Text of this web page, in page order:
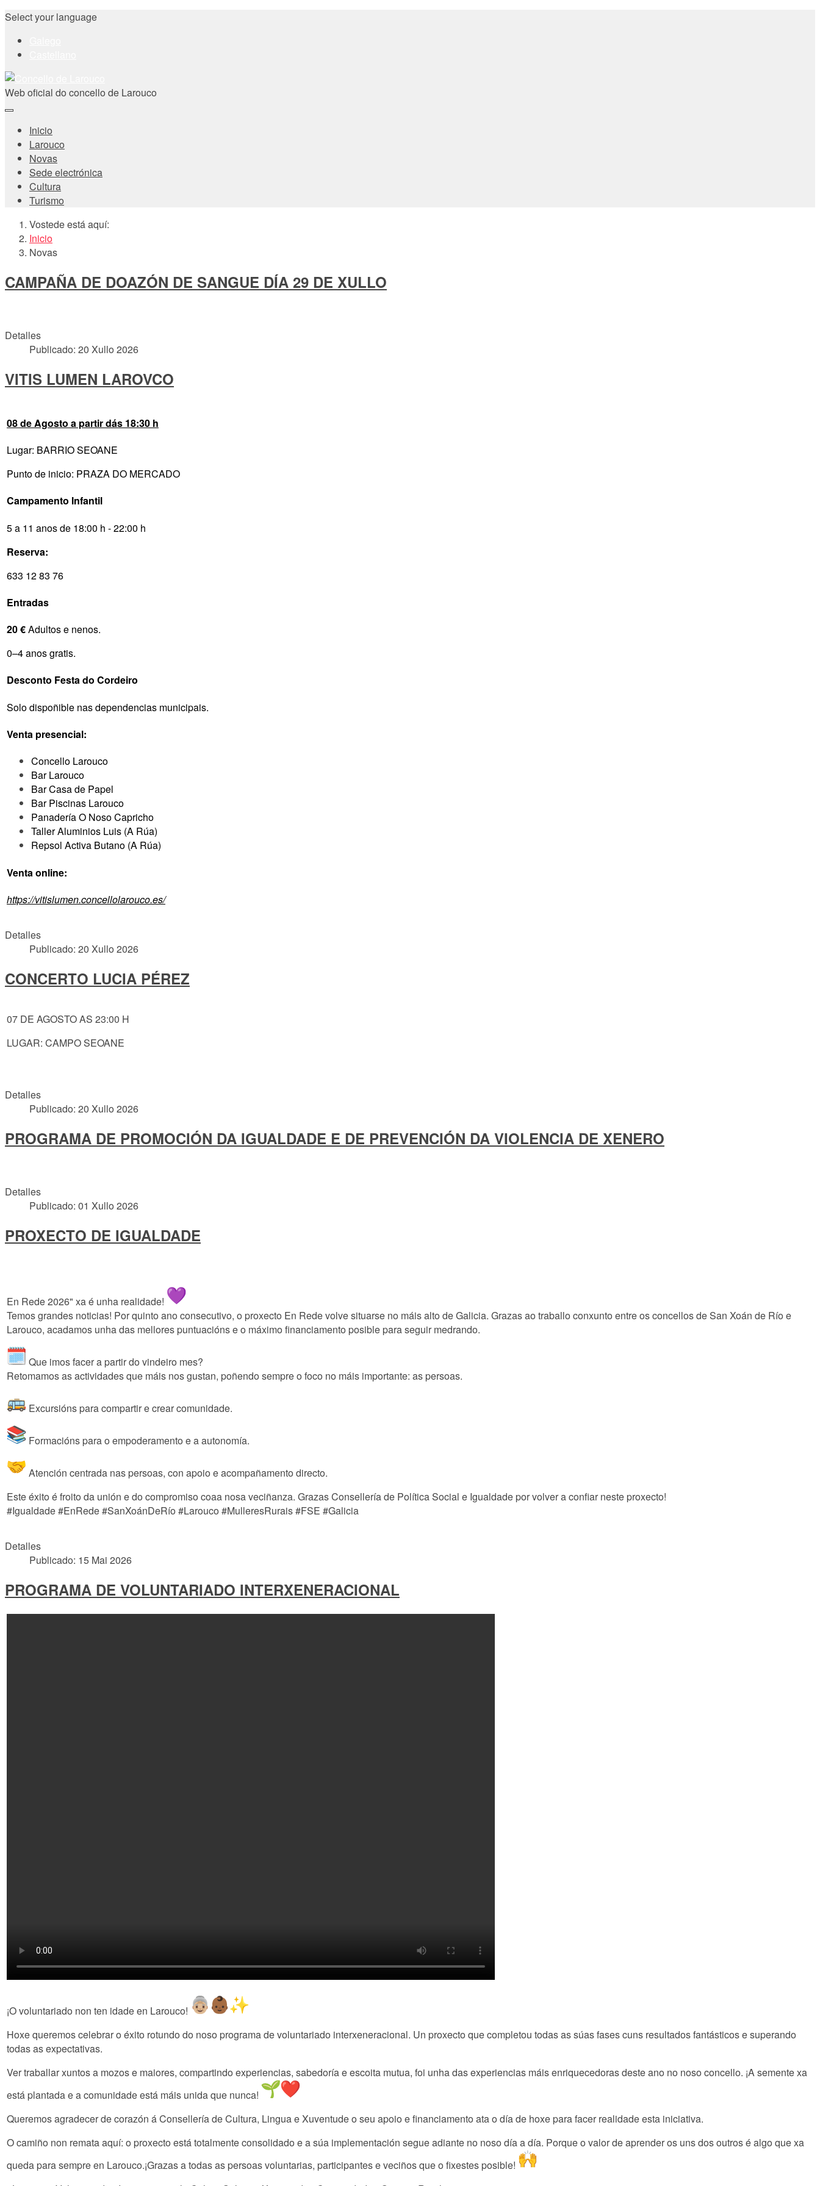
Select your language
Web oficial do concello de Larouco
Inicio
Larouco
Novas
Sede electrónica
Cultura
Turismo
Vostede está aquí:
Inicio
Novas
CAMPAÑA DE DOAZÓN DE SANGUE DÍA 29 DE XULLO
Detalles
Publicado: 20 Xullo 2026
VITIS LUMEN LAROVCO
08 de Agosto a partir dás 18:30 h
Lugar: BARRIO SEOANE
Punto de inicio: PRAZA DO MERCADO
Campamento Infantil
5 a 11 anos de 18:00 h - 22:00 h
Reserva:
633 12 83 76
Entradas
20 €Adultos e nenos.
0–4 anos gratis.
Desconto Festa do Cordeiro
Solo dispoñible nas dependencias municipais.
Venta presencial:
Concello Larouco
Bar Larouco
Bar Casa de Papel
Bar Piscinas Larouco
Panadería O Noso Capricho
Taller Aluminios Luis (A Rúa)
Repsol Activa Butano (A Rúa)
Venta online:
https://vitislumen.concellolarouco.es/
Detalles
Publicado: 20 Xullo 2026
CONCERTO LUCIA PÉREZ
07 DE AGOSTO AS 23:00 H
LUGAR: CAMPO SEOANE
Detalles
Publicado: 20 Xullo 2026
PROGRAMA DE PROMOCIÓN DA IGUALDADE E DE PREVENCIÓN DA VIOLENCIA DE XENERO
Detalles
Publicado: 01 Xullo 2026
PROXECTO DE IGUALDADE
En Rede 2026" xa é unha realidade!
Temos grandes noticias! Por quinto ano consecutivo, o proxecto En Rede volve situarse no máis alto de Galicia. Grazas ao traballo conxunto entre os concellos de San Xoán de Río e
Larouco, acadamos unha das mellores puntuacións e o máximo financiamento posible para seguir medrando.
Que imos facer a partir do vindeiro mes?
Retomamos as actividades que máis nos gustan, poñendo sempre o foco no máis importante: as persoas.
Excursións para compartir e crear comunidade.
Formacións para o empoderamento e a autonomía.
Atención centrada nas persoas, con apoio e acompañamento directo.
Este éxito é froito da unión e do compromiso coaa nosa veciñanza. Grazas Consellería de Política Social e Igualdade por volver a confiar neste proxecto!
#Igualdade #EnRede #SanXoánDeRío #Larouco #MulleresRurais #FSE #Galicia
Detalles
Publicado: 15 Mai 2026
PROGRAMA DE VOLUNTARIADO INTERXENERACIONAL
¡O voluntariado non ten idade en Larouco!
Hoxe queremos celebrar o éxito rotundo do noso programa de voluntariado interxeneracional. Un proxecto que completou todas as súas fases cuns resultados fantásticos e superando
todas as expectativas.
Ver traballar xuntos a mozos e maiores, compartindo experiencias, sabedoría e escoita mutua, foi unha das experiencias máis enriquecedoras deste ano no noso concello. ¡A semente xa
está plantada e a comunidade está máis unida que nunca!
Queremos agradecer de corazón á Consellería de Cultura, Lingua e Xuventude o seu apoio e financiamento ata o día de hoxe para facer realidade esta iniciativa.
O camiño non remata aquí: o proxecto está totalmente consolidado e a súa implementación segue adiante no noso día a día. Porque o valor de aprender os uns dos outros é algo que xa
queda para sempre en Larouco.¡Grazas a todas as persoas voluntarias, participantes e veciños que o fixestes posible!